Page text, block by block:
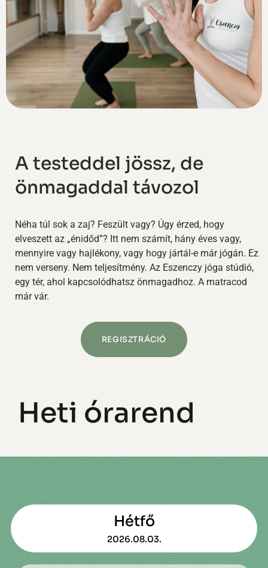
A testeddel jössz, de
önmagaddal távozol
Néha túl sok a zaj? Feszült vagy? Úgy érzed, hogy
elveszett az „énidőd”? Itt nem számít, hány éves vagy,
mennyire vagy hajlékony, vagy hogy jártál-e már jógán. Ez
nem verseny. Nem teljesítmény. Az Eszenczy jóga stúdió,
egy tér, ahol kapcsolódhatsz önmagadhoz. A matracod
már vár.
REGISZTRÁCIÓ
Heti órarend
Hétfő
2026.08.03.